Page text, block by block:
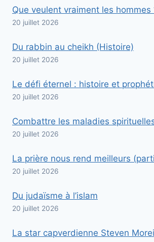
Que veulent vraiment les hommes
20 juillet 2026
Du rabbin au cheikh (Histoire)
20 juillet 2026
Le défi éternel : histoire et
20 juillet 2026
Combattre les maladies
20 juillet 2026
La prière nous rend meilleurs
20 juillet 2026
Du judaïsme à l’islam
20 juillet 2026
La star capverdienne Steven